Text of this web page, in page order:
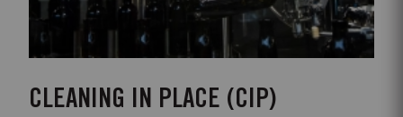
CLEANING IN PLACE (CIP)